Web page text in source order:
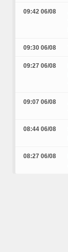
09:42 06/08
09:30 06/08
09:27 06/08
09:07 06/08
08:44 06/08
08:27 06/08